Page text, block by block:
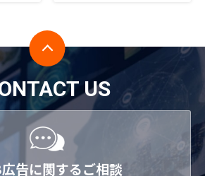
US
告に関するご相談